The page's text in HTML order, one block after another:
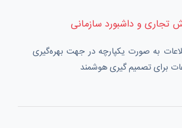
و داشبورد سازمانی
به صورت يکپارچه در جهت بهره‌گيری
برای تصميم گيری هوشمند